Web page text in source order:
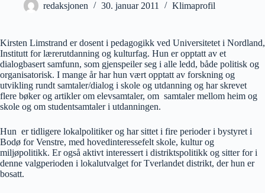
redaksjonen 30. januar 2011 Klimaprofil
Kirsten Limstrand er dosent i pedagogikk ved Universitetet i Nordland,
Institutt for lærerutdanning og kulturfag. Hun er opptatt av et
dialogbasert samfunn, som gjenspeiler seg i alle ledd, både politisk og
organisatorisk. I mange år har hun vært opptatt av forskning og
utvikling rundt samtaler/dialog i skole og utdanning og har skrevet
flere bøker og artikler om elevsamtaler, om samtaler mellom heim og
skole og om studentsamtaler i utdanningen.
Hun er tidligere lokalpolitiker og har sittet i fire perioder i bystyret i
Bodø for Venstre, med hovedinteressefelt skole, kultur og
miljøpolitikk. Er også aktivt interessert i distriktspolitikk og sitter for i
denne valgperioden i lokalutvalget for Tverlandet distrikt, der hun er
bosatt.